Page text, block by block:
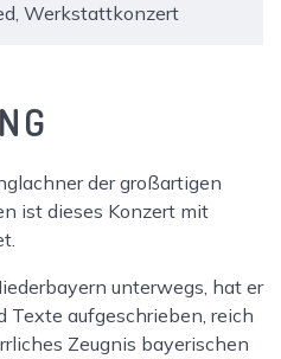
, Werkstattkonzert
der großartigen
ist dieses Konzert mit
unterwegs, hat er
Texte aufgeschrieben, reich
Zeugnis bayerischen